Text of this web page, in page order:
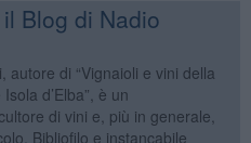
Blog di Nadio
autore di “Vignaioli e vini della
d’Elba”, è un
di vini e, più in generale,
Bibliofilo e instancabile